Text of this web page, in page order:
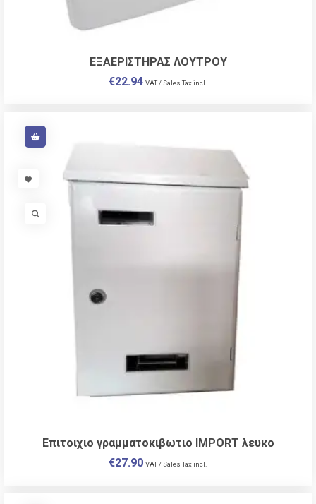
ΕΞΑΕΡΙΣΤΗΡΑΣ ΛΟΥΤΡΟΥ
€22.94 VAT / Sales Tax incl.
VISIT LINK
VISIT LINK
Επιτοιχιο γραμματοκιβωτιο IMPORT λευκο
€27.90 VAT / Sales Tax incl.